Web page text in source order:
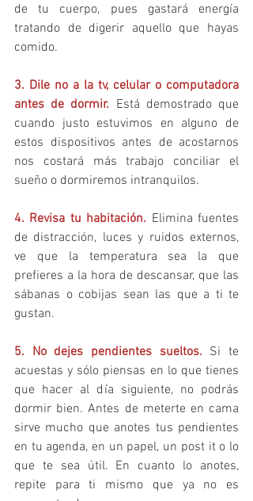
de tu cuerpo, pues gastará energía
tratando de digerir aquello que hayas
comido.
3. Dile no a la tv, celular o computadora
antes de dormir. Está demostrado que
cuando justo estuvimos en alguno de
estos dispositivos antes de acostarnos
nos costará más trabajo conciliar el
sueño o dormiremos intranquilos.
4. Revisa tu habitación. Elimina fuentes
de distracción, luces y ruidos externos,
ve que la temperatura sea la que
prefieres a la hora de descansar, que las
sábanas o cobijas sean las que a ti te
gustan.
5. No dejes pendientes sueltos. Si te
acuestas y sólo piensas en lo que tienes
que hacer al día siguiente, no podrás
dormir bien. Antes de meterte en cama
sirve mucho que anotes tus pendientes
en tu agenda, en un papel, un post it o lo
que te sea útil. En cuanto lo anotes,
repite para ti mismo que ya no es